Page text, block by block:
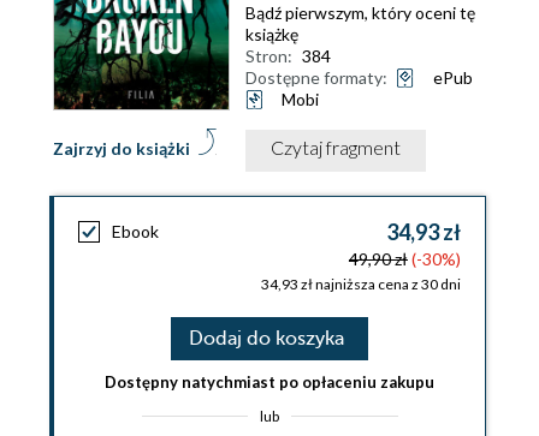
Zajrzyj do książki
Bądź pierwszym, który oceni tę
książkę
Stron: 384
Dostępne formaty:
ePub
Mobi
Czytaj fragment
Ebook 34,93 zł
49,90 zł(-30%)
34,93 zł najniższa cena z 30 dni
Dodaj do koszyka
Dostępny natychmiast po opłaceniu zakupu
lub